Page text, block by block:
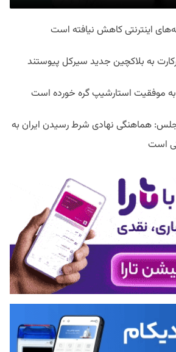
اینترنتی کاهش نیافته است
به بلاکچین جدید سیرکل پیوستند
موفقیت استارشیپ گره خورده است
هماهنگی نهادی شرط رسیدن ایران به